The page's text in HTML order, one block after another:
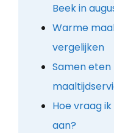
Beek in
Warme
vergelijken
Samen eten
Hoe vraag
aan?